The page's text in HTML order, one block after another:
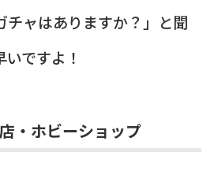
チャはありますか？」と聞
ですよ！
・ホビーショップ